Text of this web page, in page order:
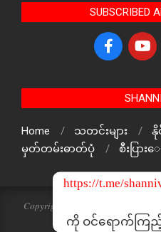
SUBSCRIBED
Home သတင်းများ နို
မှတ်တမ်းဓာတ်ပုံ
စီးပြား
Copyright © 2024 The Voice Of
သတင်းဌာန၏
https://t.me/
ကို ဝင်ရောက်ကြ